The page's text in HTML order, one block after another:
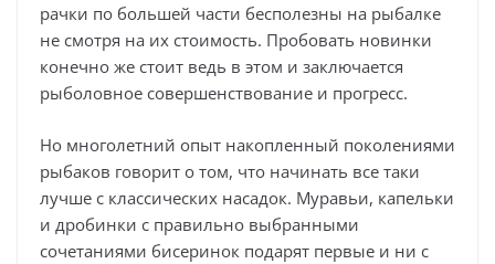
рачки по большей части бесполезны на рыбалке
не смотря на их стоимость. Пробовать новинки
конечно же стоит ведь в этом и заключается
рыболовное совершенствование и прогресс.
Но многолетний опыт накопленный поколениями
рыбаков говорит о том, что начинать все таки
лучше с классических насадок. Муравьи, капельки
и дробинки с правильно выбранными
сочетаниями бисеринок подарят первые и ни с